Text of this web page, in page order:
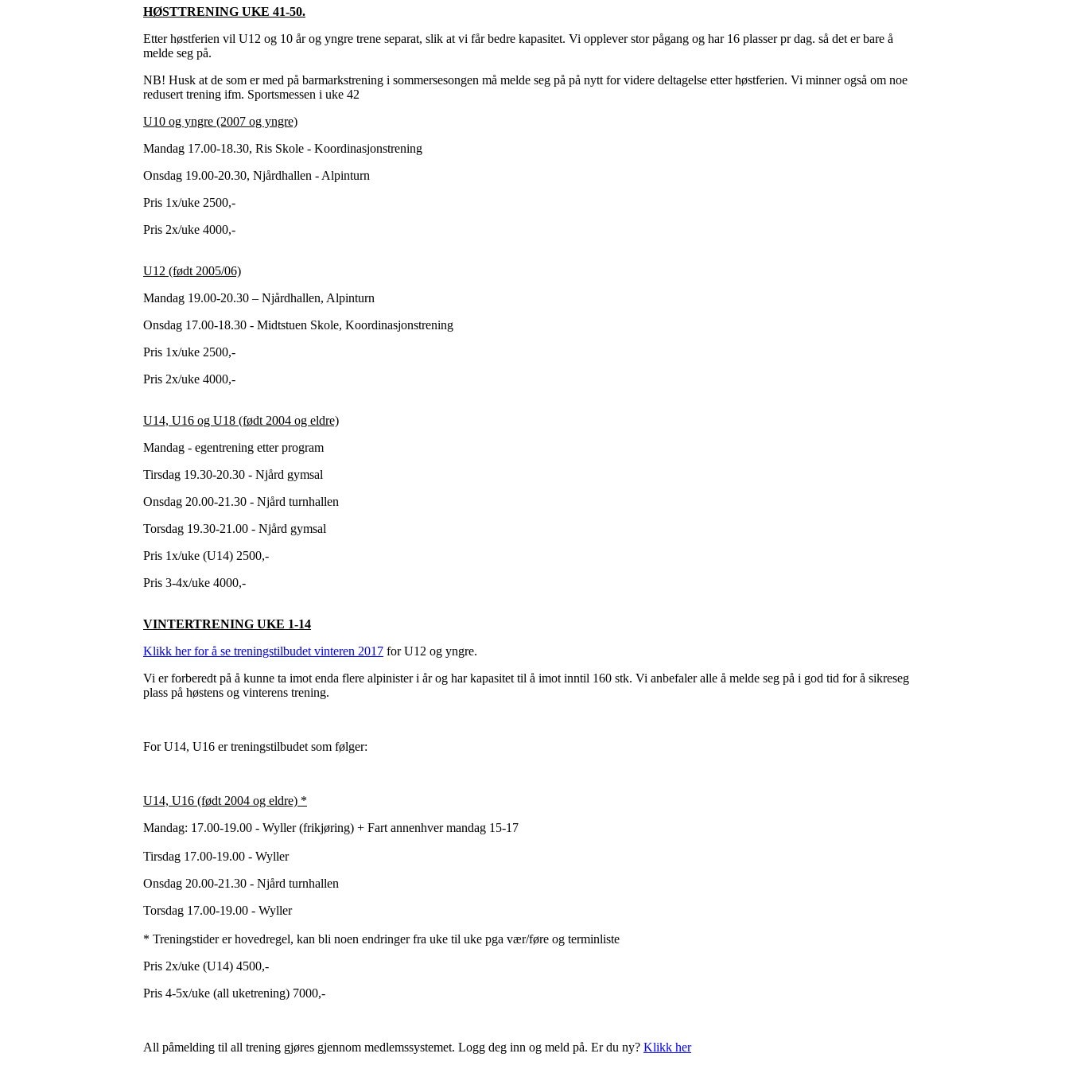
HØSTTRENING UKE 41-50.
Etter høstferien vil U12 og 10 år og yngre trene separat, slik at vi får bedre kapasitet. Vi opplever stor pågang og har 16 plasser pr dag. så det er bare å
melde seg på.
NB! Husk at de som er med på barmarkstrening i sommersesongen må melde seg på på nytt for videre deltagelse etter høstferien. Vi minner også om noe
redusert trening ifm. Sportsmessen i uke 42
U10 og yngre (2007 og yngre)
Mandag 17.00-18.30, Ris Skole - Koordinasjonstrening
Onsdag 19.00-20.30, Njårdhallen - Alpinturn
Pris 1x/uke 2500,-
Pris 2x/uke 4000,-
U12 (født 2005/06)
Mandag 19.00-20.30 – Njårdhallen, Alpinturn
Onsdag 17.00-18.30 - Midtstuen Skole, Koordinasjonstrening
Pris 1x/uke 2500,-
Pris 2x/uke 4000,-
U14, U16 og U18 (født 2004 og eldre)
Mandag - egentrening etter program
Tirsdag 19.30-20.30 - Njård gymsal
Onsdag 20.00-21.30 - Njård turnhallen
Torsdag 19.30-21.00 - Njård gymsal
Pris 1x/uke (U14) 2500,-
Pris 3-4x/uke 4000,-
VINTERTRENING UKE 1-14
Klikk her for å se treningstilbudet vinteren 2017 for U12 og yngre.
Vi er forberedt på å kunne ta imot enda flere alpinister i år og har kapasitet til å imot inntil 160 stk. Vi anbefaler alle å melde seg på i god tid for å sikreseg
plass på høstens og vinterens trening.
For U14, U16 er treningstilbudet som følger:
U14, U16 (født 2004 og eldre) *
Mandag: 17.00-19.00 - Wyller (frikjøring) + Fart annenhver mandag 15-17
Tirsdag 17.00-19.00 - Wyller
Onsdag 20.00-21.30 - Njård turnhallen
Torsdag 17.00-19.00 - Wyller
* Treningstider er hovedregel, kan bli noen endringer fra uke til uke pga vær/føre og terminliste
Pris 2x/uke (U14) 4500,-
Pris 4-5x/uke (all uketrening) 7000,-
All påmelding til all trening gjøres gjennom medlemssystemet. Logg deg inn og meld på. Er du ny? Klikk her